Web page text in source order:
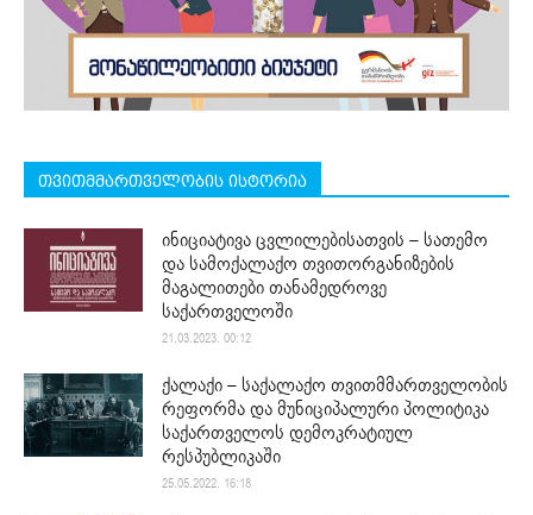
თვითმმართველობის ისტორია
ინიციატივა ცვლილებისათვის – სათემო
და სამოქალაქო თვითორგანიზების
მაგალითები თანამედროვე
საქართველოში
21.03.2023. 00:12
ქალაქი – საქალაქო თვითმმართველობის
რეფორმა და მუნიციპალური პოლიტიკა
საქართველოს დემოკრატიულ
რესპუბლიკაში
25.05.2022. 16:18